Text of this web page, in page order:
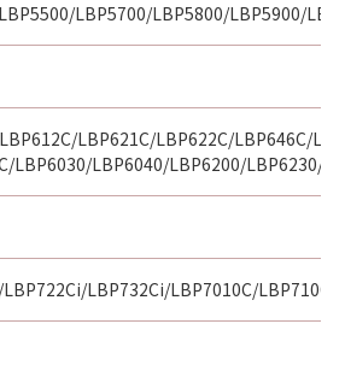
味します。もしお客様が米国政
ーである場合、以下の規定が適
SOFTWARE is a "commercial
is defined at 48 C.F.R.
consisting of "commercial
and "commercial
documentation," as such
48 C.F.R. 12.212 (Sept 1995).
48 C.F.R. 12.212 and 48 C.F.R.
227.7202-4 (June 1995),
End Users shall acquire
with only those rights set
LBP5700/LBP5800/LBP5900/
LBP621C/LBP622C/LBP646C/
LBP6030/LBP6040/LBP6200/LBP6230/
LBP732Ci/LBP7010C/